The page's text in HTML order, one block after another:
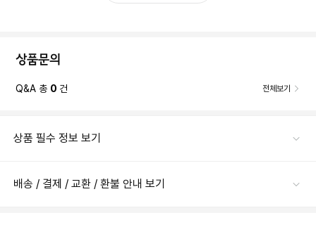
상품문의
Q&A 총 0 건 전체보기
상품 필수 정보 보기
배송 / 결제 / 교환 / 환불 안내 보기